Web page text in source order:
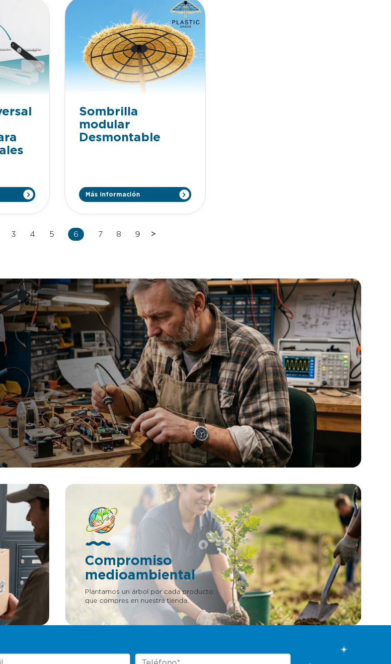
Sombrilla
modular
Desmontable
Más información
3 4 5 6 7 8 9 >
Compromiso
medioambiental
Plantamos un árbol por cada producto
que compres en nuestra tienda.